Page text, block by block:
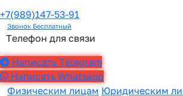
+7(989)147-53-91
Звонок Бесплатный
Телефон для связи
Написать Telegram
Написать Whatsapp
Физическим лицам Юридическим